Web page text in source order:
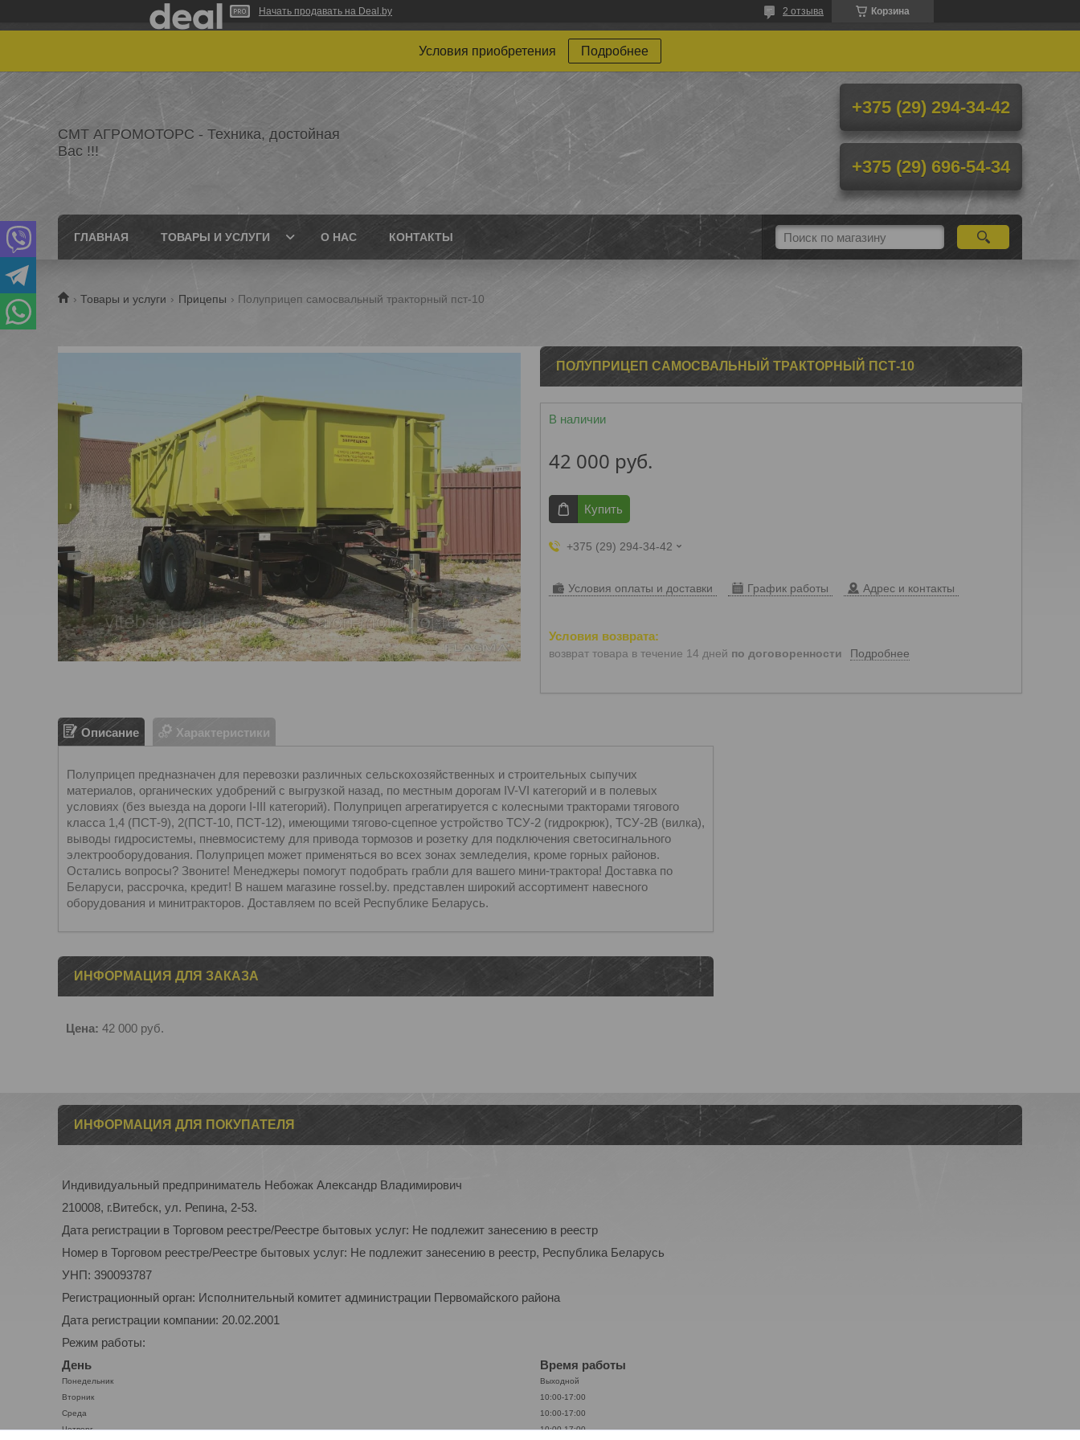
Начать продавать на Deal.by Корзина
2 отзыва
Условия приобретения Подробнее
СМТ АГРОМОТОРС - Техника, достойная
Вас !!!
+375 (29) 294-34-42
+375 (29) 696-54-34
ГЛАВНАЯ ТОВАРЫ И УСЛУГИ О НАС КОНТАКТЫ
Товары и услуги Прицепы Полуприцеп самосвальный тракторный пст-10
ПОЛУПРИЦЕП САМОСВАЛЬНЫЙ ТРАКТОРНЫЙ ПСТ-10
В наличии
42 000 руб.
Купить
+375 (29) 294-34-42
Условия оплаты и доставки График работы Адрес и контакты
возврат товара в течение 14 дней по договоренности Подробнее
Описание Характеристики
Полуприцеп предназначен для перевозки различных сельскохозяйственных и строительных сыпучих
материалов, органических удобрений с выгрузкой назад, по местным дорогам IV-VI категорий и в полевых
условиях (без выезда на дороги I-III категорий). Полуприцеп агрегатируется с колесными тракторами тягового
класса 1,4 (ПСТ-9), 2(ПСТ-10, ПСТ-12), имеющими тягово-сцепное устройство ТСУ-2 (гидрокрюк), ТСУ-2В (вилка),
выводы гидросистемы, пневмосистему для привода тормозов и розетку для подключения светосигнального
электрооборудования. Полуприцеп может применяться во всех зонах земледелия, кроме горных районов.
Остались вопросы? Звоните! Менеджеры помогут подобрать грабли для вашего мини-трактора! Доставка по
Беларуси, рассрочка, кредит! В нашем магазине rossel.by. представлен широкий ассортимент навесного
оборудования и минитракторов. Доставляем по всей Республике Беларусь.
ИНФОРМАЦИЯ ДЛЯ ЗАКАЗА
Цена: 42 000 руб.
ИНФОРМАЦИЯ ДЛЯ ПОКУПАТЕЛЯ
Индивидуальный предприниматель Небожак Александр Владимирович
210008, г.Витебск, ул. Репина, 2-53.
Дата регистрации в Торговом реестре/Реестре бытовых услуг: Не подлежит занесению в реестр
Номер в Торговом реестре/Реестре бытовых услуг: Не подлежит занесению в реестр, Республика Беларусь
УНП: 390093787
Регистрационный орган: Исполнительный комитет администрации Первомайского района
Дата регистрации компании: 20.02.2001
Режим работы:
День
Время работы
Понедельник
Выходной
Вторник
10:00-17:00
Среда
10:00-17:00
Четверг
10:00-17:00